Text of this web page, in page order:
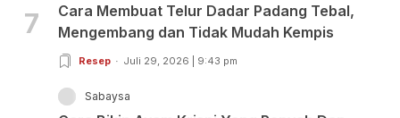
7
Cara Membuat Telur Dadar Padang Tebal,
Mengembang dan Tidak Mudah Kempis
Resep Juli 29, 2026 | 9:43 pm
Sabaysa